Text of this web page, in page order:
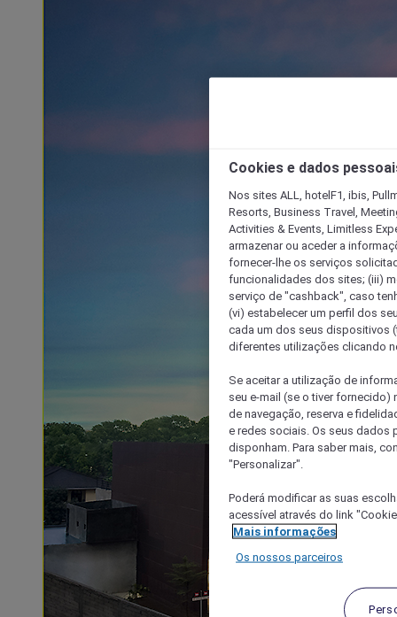
Cookies e dados
Nos sites ALL, hotelF1, ibis,
Resorts, Business Travel,
Activities & Events, Limitless
armazenar ou aceder a
fornecer-lhe os serviços
funcionalidades dos sites; (iii)
serviço de "cashback", caso
(vi) estabelecer um perfil dos
cada um dos seus dispositivos
diferentes utilizações clicando
Se aceitar a utilização de
seu e-mail (se o tiver
de navegação, reserva e
e redes sociais. Os seus dados
disponham. Para saber mais,
"Personalizar".
Poderá modificar as suas
acessível através do link
Mais informações
Os nossos parceiros